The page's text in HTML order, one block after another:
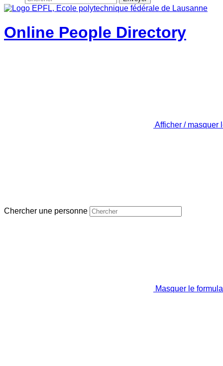
Online People Directory
Afficher / masquer
Chercher une personne
Masquer le